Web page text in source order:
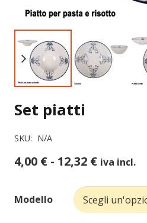
Set piatti
SKU: N/A
4,00 € - 12,32 €Fascia
prezzo:
da
iva incl.
Modello